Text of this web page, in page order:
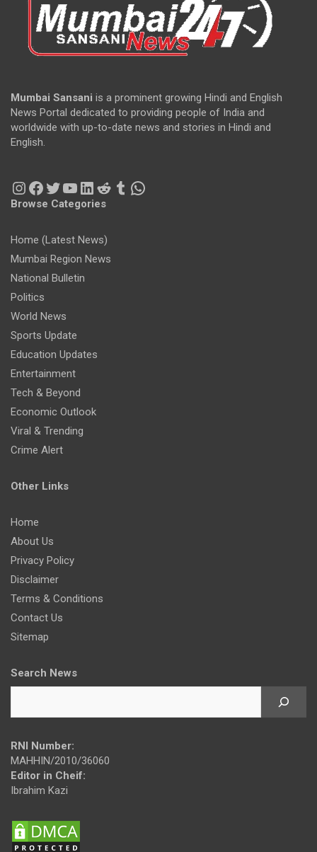
Mumbai Sansani is a prominent growing Hindi and English
News Portal dedicated to providing people of India and
worldwide with up-to-date news and stories in Hindi and
English.
Instagram
Facebook
Twitter
YouTube
LinkedIn
Reddit
Tumblr
WhatsApp
Browse Categories
Home (Latest News)
Mumbai Region News
National Bulletin
Politics
World News
Sports Update
Education Updates
Entertainment
Tech & Beyond
Economic Outlook
Viral & Trending
Crime Alert
Other Links
Home
About Us
Privacy Policy
Disclaimer
Terms & Conditions
Contact Us
Sitemap
Search News
RNI Number:
MAHHIN/2010/36060
Editor in Cheif:
Ibrahim Kazi